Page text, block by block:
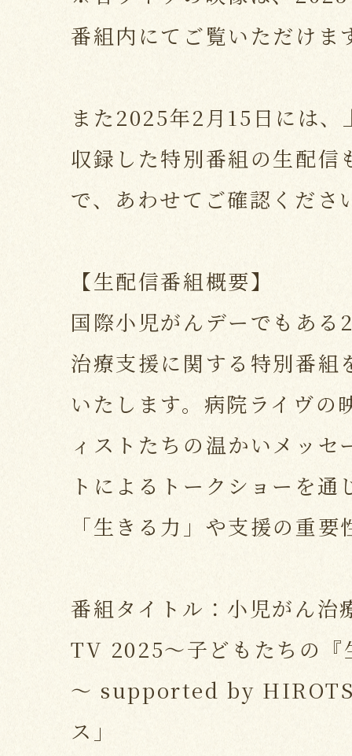
番組内にてご覧いただけま
また2025年2月15日には、
収録した特別番組の生配信
で、あわせてご確認くださ
【生配信番組概要】
国際小児がんデーでもあ
治療支援に関する特別番組
いたします。病院ライヴの
ィストたちの温かいメッセ
トによるトークショーを
「生きる力」や支援の重
番組タイトル：小児がん
TV 2025～子どもたちの『
～ supported by
ス」